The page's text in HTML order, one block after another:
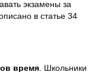
экзамены за
в статье 34
время . Школьники